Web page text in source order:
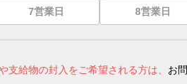
7営業日 8営業日
支給物の封入をご希望される方は、 お